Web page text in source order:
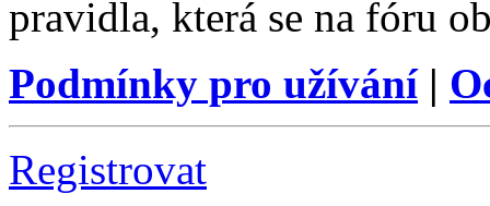
pravidla, která se na fóru
Podmínky pro užívání|
Registrovat